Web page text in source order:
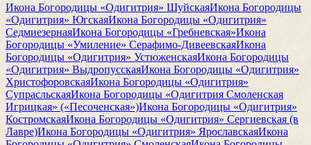
Икона Богородицы «Одигитрия» ШуйскаяИкона Богородицы
«Одигитрия» ЮгскаяИкона Богородицы «Одигитрия»
СедмиезернаяИкона Богородицы «Гребневская»Икона
Богородицы «Умиление» Серафимо-ДивеевскаяИкона
Богородицы «Одигитрия» УстюженскаяИкона Богородицы
«Одигитрия» ВыдропусскаяИкона Богородицы «Одигитрия»
ХристофоровскаяИкона Богородицы «Одигитрия»
СупрасльскаяИкона Богородицы «Одигитрия Смоленская
Игрицкая» («Песоченская»)Икона Богородицы «Одигитрия»
КостромскаяИкона Богородицы «Одигитрия» Сергиевская (в
Лавре)Икона Богородицы «Одигитрия» ЯрославскаяИкона